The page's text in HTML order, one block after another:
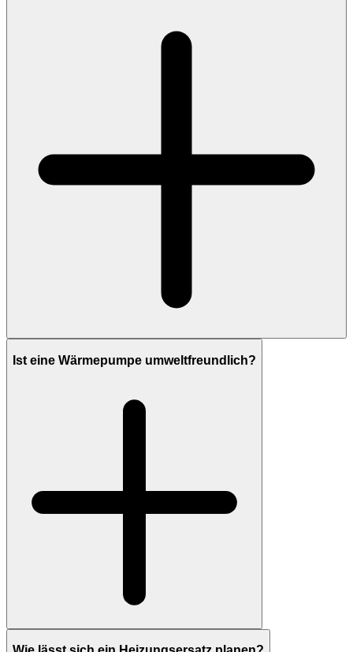
Ist eine Wärmepumpe umweltfreundlich?